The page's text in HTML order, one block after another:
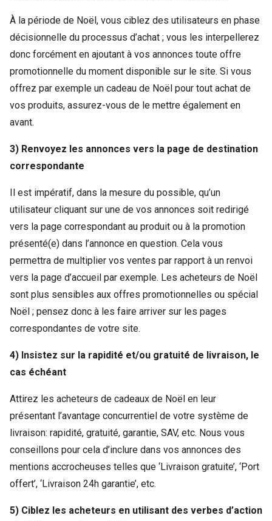
À la période de Noël, vous ciblez des utilisateurs en phase
décisionnelle du processus d’achat ; vous les interpellerez
donc forcément en ajoutant à vos annonces toute offre
promotionnelle du moment disponible sur le site. Si vous
offrez par exemple un cadeau de Noël pour tout achat de
vos produits, assurez-vous de le mettre également en
avant.
3) Renvoyez les annonces vers la page de destination
correspondante
Il est impératif, dans la mesure du possible, qu’un
utilisateur cliquant sur une de vos annonces soit redirigé
vers la page correspondant au produit ou à la promotion
présenté(e) dans l’annonce en question. Cela vous
permettra de multiplier vos ventes par rapport à un renvoi
vers la page d’accueil par exemple. Les acheteurs de Noël
sont plus sensibles aux offres promotionnelles ou spécial
Noël ; pensez donc à les faire arriver sur les pages
correspondantes de votre site.
4) Insistez sur la rapidité et/ou gratuité de livraison, le
cas échéant
Attirez les acheteurs de cadeaux de Noël en leur
présentant l’avantage concurrentiel de votre système de
livraison: rapidité, gratuité, garantie, SAV, etc. Nous vous
conseillons pour cela d’inclure dans vos annonces des
mentions accrocheuses telles que ‘Livraison gratuite’, ‘Port
offert’, ‘Livraison 24h garantie’, etc.
5) Ciblez les acheteurs en utilisant des verbes d’action